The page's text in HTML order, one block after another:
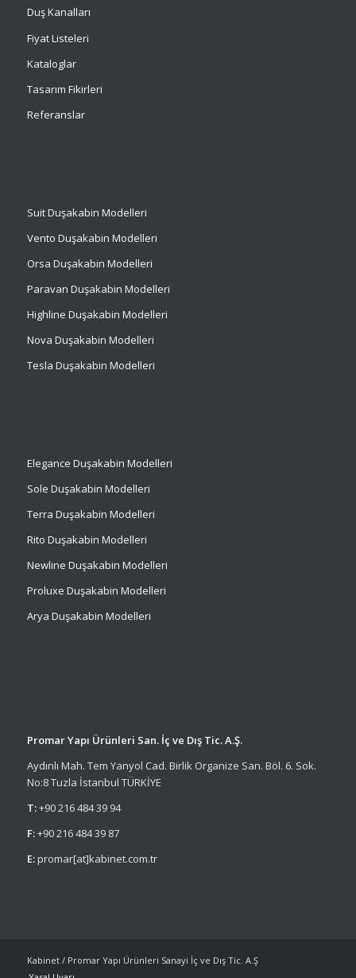
Duş Kanalları
Fiyat Listeleri
Kataloglar
Tasarım Fikirleri
Referanslar
SuitDuşakabin Modelleri
Vento Duşakabin Modelleri
Orsa Duşakabin Modelleri
Paravan Duşakabin Modelleri
Highline Duşakabin Modelleri
Nova Duşakabin Modelleri
Tesla Duşakabin Modelleri
Elegance Duşakabin Modelleri
Sole Duşakabin Modelleri
Terra Duşakabin Modelleri
Rito Duşakabin Modelleri
Newline Duşakabin Modelleri
Proluxe Duşakabin Modelleri
Arya Duşakabin Modelleri
Promar Yapı Ürünleri San. İç ve Dış Tic. A.Ş.
Aydınlı Mah. Tem Yanyol Cad. Birlik Organize San. Böl. 6. Sok.
No:8 Tuzla İstanbul TÜRKİYE
T:+90 216 484 39 94
F:+90 216 484 39 87
E:promar[at]kabinet.com.tr
Kabinet / Promar Yapı Ürünleri Sanayi İç ve Dış Tic. A.Ş